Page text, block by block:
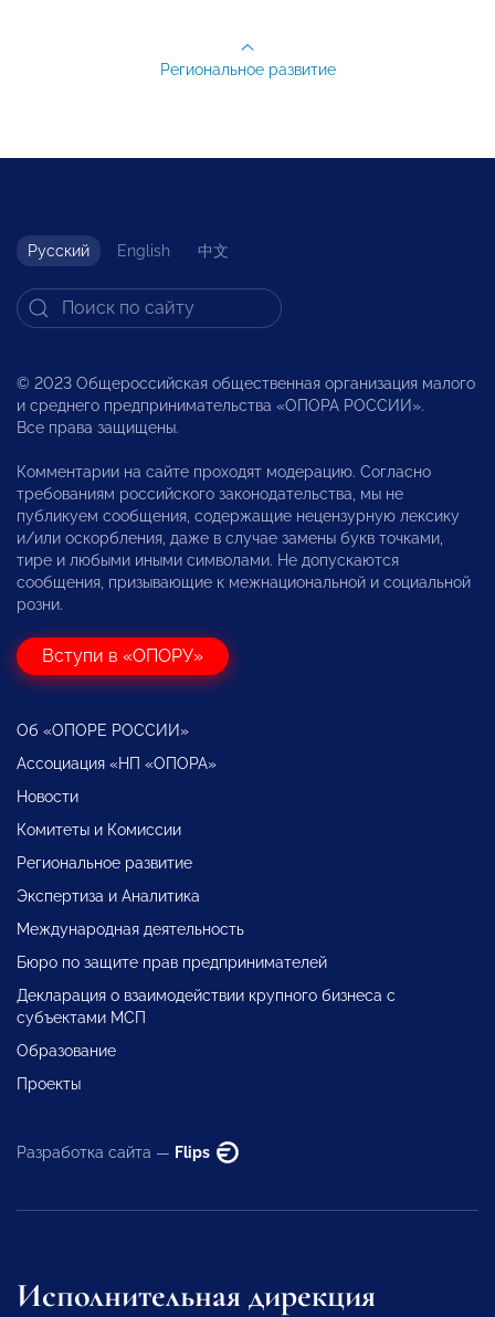
Региональное развитие
Русский English 中文
© 2023 Общероссийская общественная организация малого
и среднего предпринимательства «ОПОРА РОССИИ».
Все права защищены.
Комментарии на сайте проходят модерацию. Согласно
требованиям российского законодательства, мы не
публикуем сообщения, содержащие нецензурную лексику
и/или оскорбления, даже в случае замены букв точками,
тире и любыми иными символами. Не допускаются
сообщения, призывающие к межнациональной и социальной
розни.
Вступи в «ОПОРУ»
Об «ОПОРЕ РОССИИ»
Ассоциация «НП «ОПОРА»
Новости
Комитеты и Комиссии
Региональное развитие
Экспертиза и Аналитика
Международная деятельность
Бюро по защите прав предпринимателей
Декларация о взаимодействии крупного бизнеса с
субъектами МСП
Образование
Проекты
Разработка сайта — Flips
Исполнительная дирекция